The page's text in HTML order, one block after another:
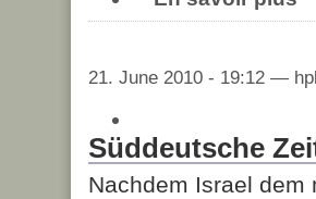
21. June 2010 - 19:12 —
Süddeutsche
Nachdem Israel dem